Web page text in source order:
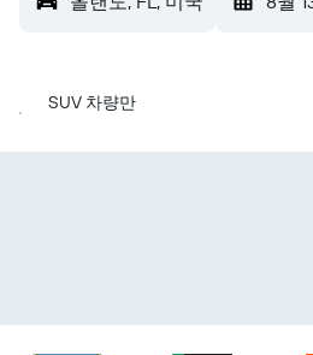
SUV 차량만